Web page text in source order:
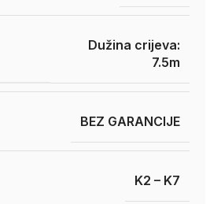
Dužina crijeva:
7.5m
BEZ GARANCIJE
K2 – K7